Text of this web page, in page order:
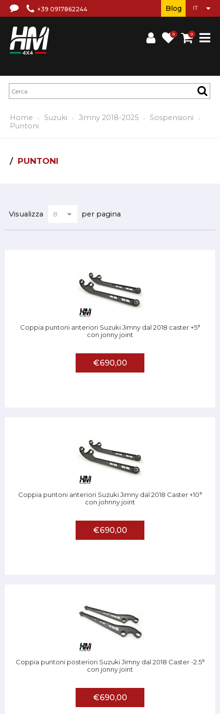
+39 0917862244
0 0
Blog
Home Suzuki Jimny 2018-2025
Sospensioni
Puntoni
PUNTONI
Visualizza per pagina
Coppia puntoni anteriori Suzuki Jimny dal 2018 caster +5°
con jonny joint
€690,00
Coppia puntoni anteriori Suzuki Jimny dal 2018 Caster +10°
con johnny joint
€690,00
Coppia puntoni posteriori Suzuki Jimny dal 2018 Caster -2.5°
con jonny joint
€690,00